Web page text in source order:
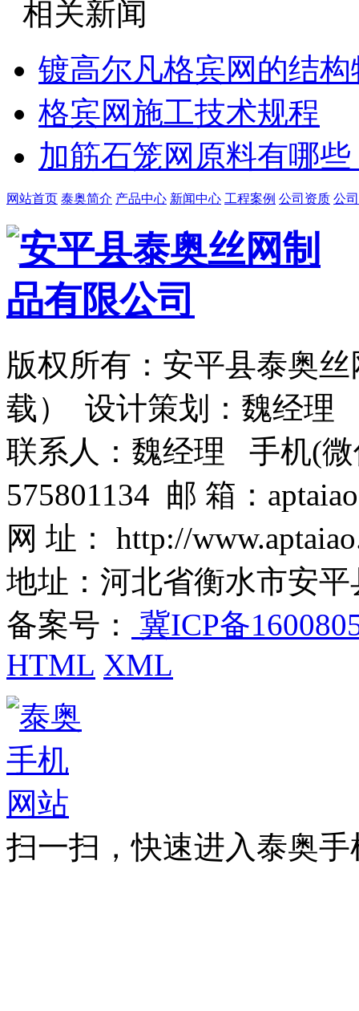
相关新闻
镀高尔凡格宾网的结构
格宾网施工技术规程
加筋石笼网原料有哪些
网站首页 泰奥简介 产品中心 新闻中心 工程案例 公司资质 公
版权所有：安平县泰奥
载） 设计策划：魏经理
联系人：魏经理 手机(微
575801134 邮 箱：
网 址： http://
地址：河北省衡水市安
备案号：
冀ICP备
HTML XML
扫一扫，快速进入泰奥手